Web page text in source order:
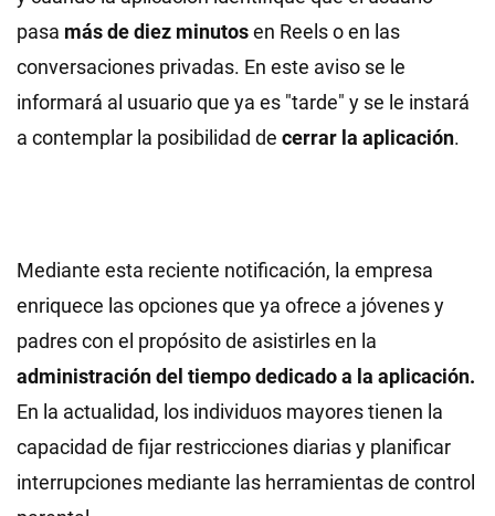
pasa más de diez minutosen Reels o en las
conversaciones privadas. En este aviso se le
informará al usuario que ya es "tarde" y se le instará
a contemplar la posibilidad de cerrar la aplicación.
Mediante esta reciente notificación, la empresa
enriquece las opciones que ya ofrece a jóvenes y
padres con el propósito de asistirles en la
administración del tiempo dedicado a la aplicación.
En la actualidad, los individuos mayores tienen la
capacidad de fijar restricciones diarias y planificar
interrupciones mediante las herramientas de control